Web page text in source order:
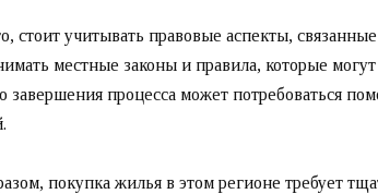
стоит учитывать правовые аспекты,
местные законы и правила, которые
завершения процесса может потребоваться
покупка жилья в этом регионе требует